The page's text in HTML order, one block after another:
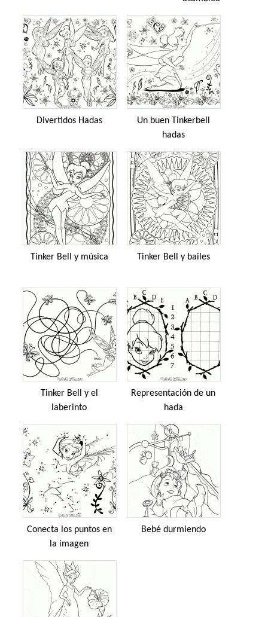
Divertidos Hadas
Un buen Tinkerbell
hadas
Tinker Bell y música Tinker Bell y bailes
Tinker Bell y el
laberinto
Representación de un
hada
Conecta los puntos en
la imagen
Bebé durmiendo